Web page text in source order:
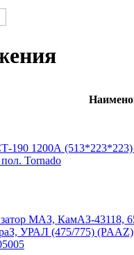
190 1200А (513*223*223)
Tornado
МАЗ, КамАЗ-43118,
УРАЛ (475/775) (PAAZ)